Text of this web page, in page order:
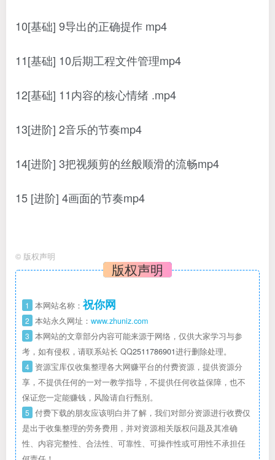
10[基础] 9导出的正确提作 mp4
11[基础] 10后期工程文件管理mp4
12[基础] 11内容的核心情绪 .mp4
13[进阶] 2音乐的节奏mp4
14[进阶] 3把视频剪的丝般顺滑的流畅mp4
15 [进阶] 4画面的节奏mp4
© 版权声明
版权声明
1 本网站名称： 祝你网
2 本站永久网址： www.zhuniz.com
3 本网站的文章部分内容可能来源于网络，仅供大家学习与参
考，如有侵权，请联系站长 QQ2511786901进行删除处理。
4 资源宝库仅收集整理各大网赚平台的付费资源，提供资源分
享，不提供任何的一对一教学指导，不提供任何收益保障，也不
保证您一定能赚钱，风险请自行甄别。
5 付费下载的朋友应该明白并了解，我们对部分资源进行收费仅
是出于收集整理的劳务费用，并对资源相关版权问题及其准确
性、内容完整性、合法性、可靠性、可操作性或可用性不承担任